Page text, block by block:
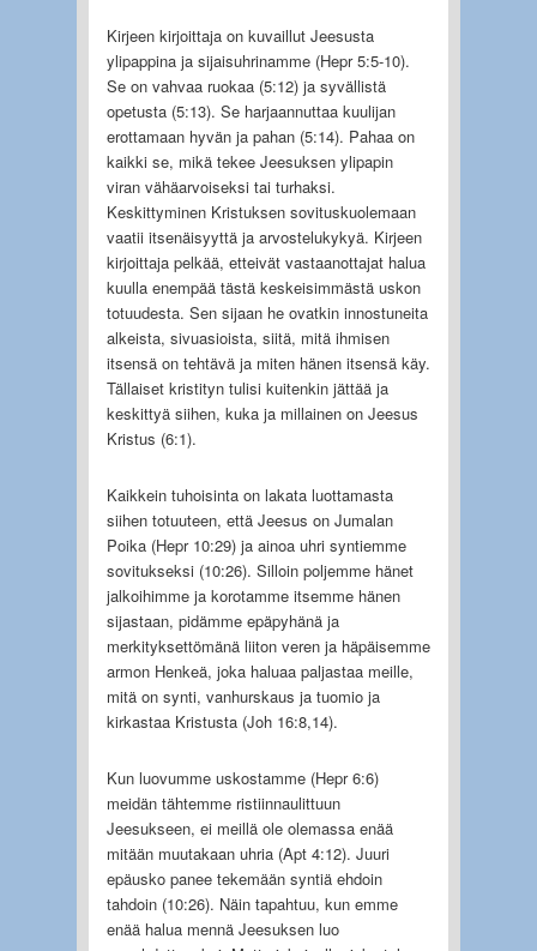
Kirjeen kirjoittaja on kuvaillut Jeesusta
ylipappina ja sijaisuhrinamme (Hepr 5:5-10).
Se on vahvaa ruokaa (5:12) ja syvällistä
opetusta (5:13). Se harjaannuttaa kuulijan
erottamaan hyvän ja pahan (5:14). Pahaa on
kaikki se, mikä tekee Jeesuksen ylipapin
viran vähäarvoiseksi tai turhaksi.
Keskittyminen Kristuksen sovituskuolemaan
vaatii itsenäisyyttä ja arvostelukykyä. Kirjeen
kirjoittaja pelkää, etteivät vastaanottajat halua
kuulla enempää tästä keskeisimmästä uskon
totuudesta. Sen sijaan he ovatkin innostuneita
alkeista, sivuasioista, siitä, mitä ihmisen
itsensä on tehtävä ja miten hänen itsensä käy.
Tällaiset kristityn tulisi kuitenkin jättää ja
keskittyä siihen, kuka ja millainen on Jeesus
Kristus (6:1).
Kaikkein tuhoisinta on lakata luottamasta
siihen totuuteen, että Jeesus on Jumalan
Poika (Hepr 10:29) ja ainoa uhri syntiemme
sovitukseksi (10:26). Silloin poljemme hänet
jalkoihimme ja korotamme itsemme hänen
sijastaan, pidämme epäpyhänä ja
merkityksettömänä liiton veren ja häpäisemme
armon Henkeä, joka haluaa paljastaa meille,
mitä on synti, vanhurskaus ja tuomio ja
kirkastaa Kristusta (Joh 16:8,14).
Kun luovumme uskostamme (Hepr 6:6)
meidän tähtemme ristiinnaulittuun
Jeesukseen, ei meillä ole olemassa enää
mitään muutakaan uhria (Apt 4:12). Juuri
epäusko panee tekemään syntiä ehdoin
tahdoin (10:26). Näin tapahtuu, kun emme
enää halua mennä Jeesuksen luo